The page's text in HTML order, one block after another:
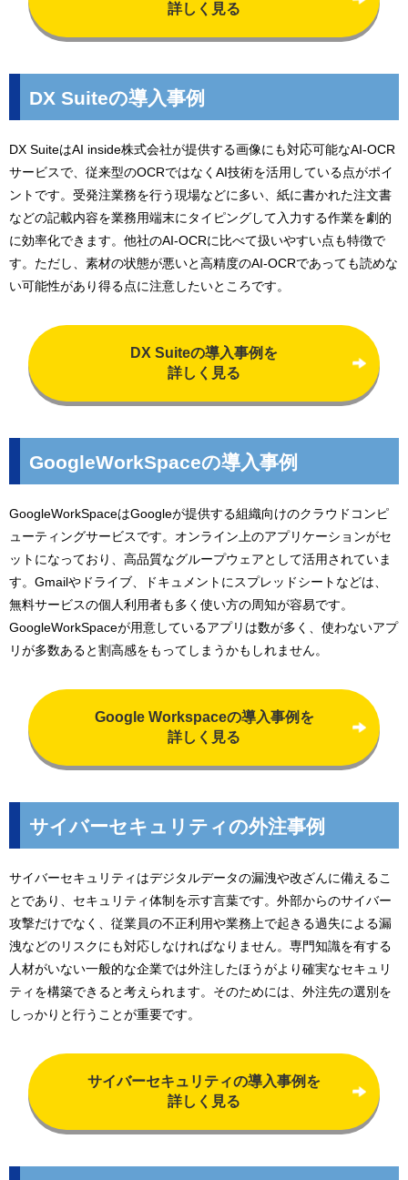
詳しく見る
DX Suiteの導入事例
DX SuiteはAI inside株式会社が提供する画像にも対応可能なAI-OCR
サービスで、従来型のOCRではなくAI技術を活用している点がポイ
ントです。受発注業務を行う現場などに多い、紙に書かれた注文書
などの記載内容を業務用端末にタイピングして入力する作業を劇的
に効率化できます。他社のAI-OCRに比べて扱いやすい点も特徴で
す。ただし、素材の状態が悪いと高精度のAI-OCRであっても読めな
い可能性があり得る点に注意したいところです。
DX Suiteの導入事例を
詳しく見る
GoogleWorkSpaceの導入事例
GoogleWorkSpaceはGoogleが提供する組織向けのクラウドコンピ
ューティングサービスです。オンライン上のアプリケーションがセ
ットになっており、高品質なグループウェアとして活用されていま
す。Gmailやドライブ、ドキュメントにスプレッドシートなどは、
無料サービスの個人利用者も多く使い方の周知が容易です。
GoogleWorkSpaceが用意しているアプリは数が多く、使わないアプ
リが多数あると割高感をもってしまうかもしれません。
Google Workspaceの導入事例を
詳しく見る
サイバーセキュリティの外注事例
サイバーセキュリティはデジタルデータの漏洩や改ざんに備えるこ
とであり、セキュリティ体制を示す言葉です。外部からのサイバー
攻撃だけでなく、従業員の不正利用や業務上で起きる過失による漏
洩などのリスクにも対応しなければなりません。専門知識を有する
人材がいない一般的な企業では外注したほうがより確実なセキュリ
ティを構築できると考えられます。そのためには、外注先の選別を
しっかりと行うことが重要です。
サイバーセキュリティの導入事例を
詳しく見る